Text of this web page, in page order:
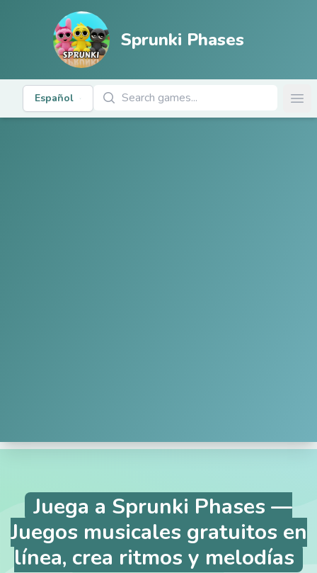
Sprunki Phases
Español
Buscar juegos
Juega a Sprunki Phases —
Juegos musicales gratuitos en
línea, crea ritmos y melodías